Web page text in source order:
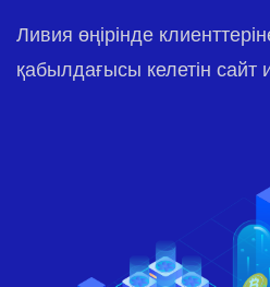
Ливия өңірінде
қабылдағысы келетін сайт